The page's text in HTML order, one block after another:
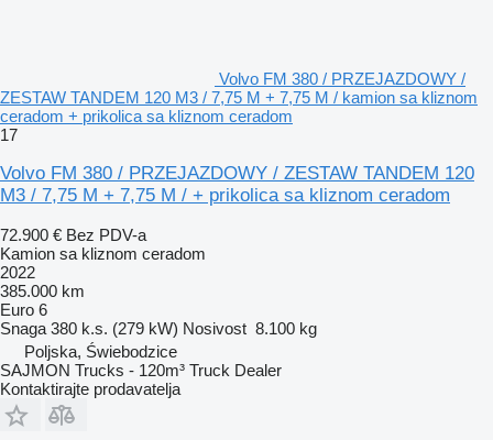
Volvo FM 380 / PRZEJAZDOWY /
ZESTAW TANDEM 120 M3 / 7,75 M + 7,75 M / kamion sa kliznom
ceradom + prikolica sa kliznom ceradom
17
Volvo FM 380 / PRZEJAZDOWY / ZESTAW TANDEM 120
M3 / 7,75 M + 7,75 M / + prikolica sa kliznom ceradom
72.900 € Bez PDV-a
Kamion sa kliznom ceradom
2022
385.000 km
Euro 6
Snaga 380 k.s. (279 kW) Nosivost 8.100 kg
Poljska, Świebodzice
SAJMON Trucks - 120m³ Truck Dealer
Kontaktirajte prodavatelja